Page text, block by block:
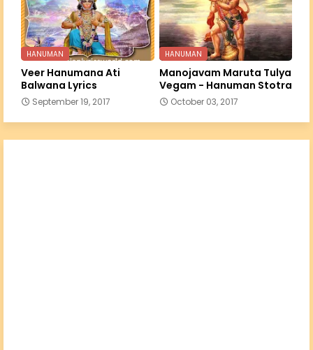
HANUMAN
Veer Hanumana Ati
Balwana Lyrics
September 19, 2017
HANUMAN
Manojavam Maruta Tulya
Vegam - Hanuman Stotra
October 03, 2017